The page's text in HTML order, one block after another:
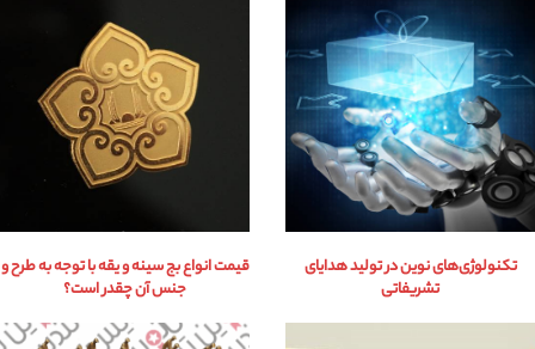
تکنولوژی‌های نوین در تولید هدایای
تشریفاتی
قیمت انواع بج سینه و یقه با توجه به طرح و
جنس آن چقدر است؟